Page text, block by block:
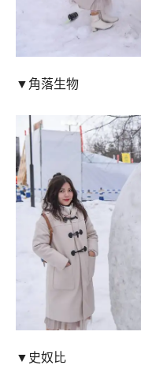
▼角落生物
▼史奴比